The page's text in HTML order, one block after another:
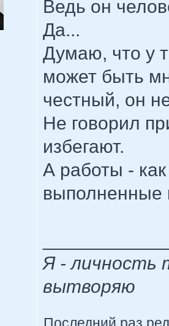
Ведь он
Да...
Думаю, что у
может быть
честный, он
Не говорил
избегают.
А работы -
выполненные
Я - личность
вытворяю